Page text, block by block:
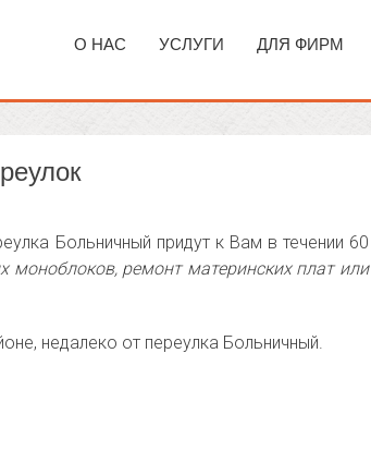
О НАС УСЛУГИ ДЛЯ ФИРМ
Больничный придут к Вам в течении 60
моноблоков, ремонт материнских плат или
недалеко от переулка Больничный.